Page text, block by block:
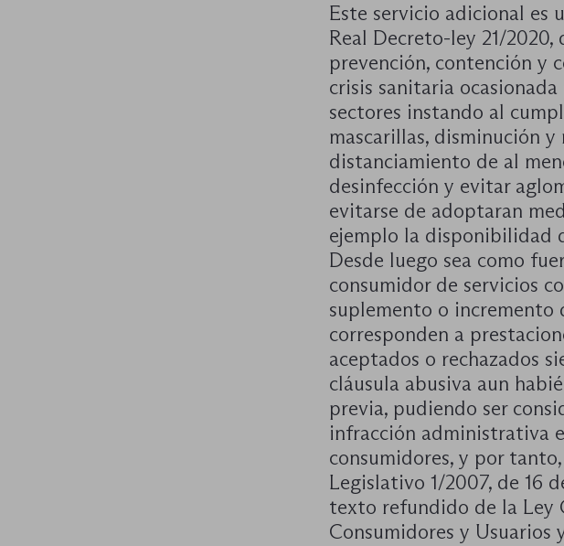
Este servicio adicional es
Real Decreto-ley 21/
prevención, contención y
crisis sanitaria
sectores instando al
mascarillas, disminución
distanciamiento de al
desinfección y evitar
evitarse de adoptaran
ejemplo la disponibilidad
Desde luego sea como
consumidor de servicios
suplemento o incremento
corresponden a
aceptados o rechazados
cláusula abusiva aun
previa, pudiendo ser
infracción administrativa
consumidores, y por
Legislativo 1/2007, de 16
texto refundido de la Ley
Consumidores y Usuarios